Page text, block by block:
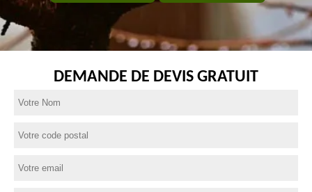
DEMANDE DE DEVIS GRATUIT